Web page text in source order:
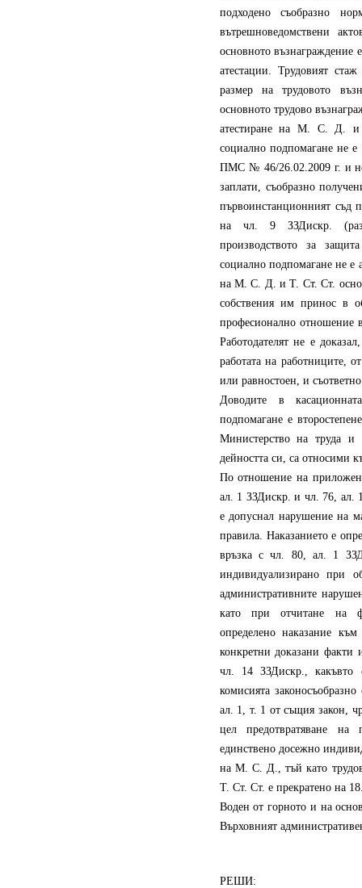
подходено съобразно
вътрешноведомствени
основното възнаграждение
атестации. Трудовият
размер на трудовото
основното трудово
атестиране на М. С. Д. и
социално подпомагане не
ПМС № 46/26.02.2009 г. и
заплати, съобразно
първоинстанционният съд
на чл. 9 ЗЗДискр.
производството за
социално подпомагане не е
на М. С. Д. и Т. Ст. Ст.
собствения им принос в
професионално отношение
Работодателят не е
работата на работниците,
или равностоен, и
Доводите в
подпомагане е
Министерство на труда и
дейността си, са относими
По отношение на
ал. 1 ЗЗДискр. и чл. 76, ал.
е допуснал нарушение на
правила. Наказанието е
връзка с чл. 80, ал. 1
индивидуализирано при
административните
като при отчитане на
определено наказание
конкретни доказани факти
чл. 14 ЗЗДискр.,
комисията
ал. 1, т. 1 от същия закон,
цел предотвратяване на
единствено досежно
на М. С. Д., тъй като
Т. Ст. Ст. е прекратено на
Воден от горното и на
Върховният
РЕШИ: